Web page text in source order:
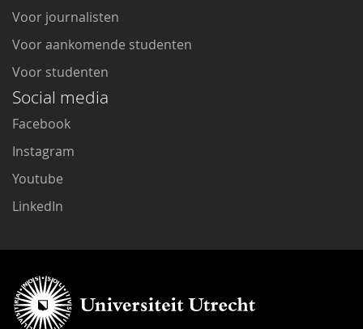
Voor journalisten
Voor aankomende studenten
Voor studenten
Social media
Facebook
Instagram
Youtube
LinkedIn